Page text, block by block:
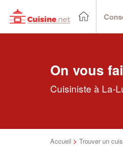
On vous
Cuisiniste à La-
Accueil > Trouver un